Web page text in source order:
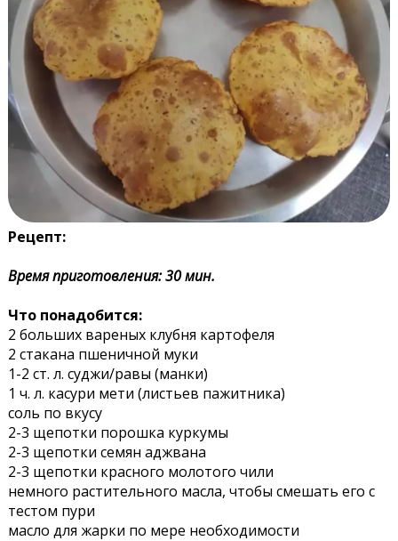
Рецепт:
Время приготовления: 30 мин.
Что понадобится:
2 больших вареных клубня картофеля
2 стакана пшеничной муки
1-2 ст. л. суджи/равы (манки)
1 ч. л. касури мети (листьев пажитника)
соль по вкусу
2-3 щепотки порошка куркумы
2-3 щепотки семян аджвана
2-3 щепотки красного молотого чили
немного растительного масла, чтобы смешать его с
тестом пури
масло для жарки по мере необходимости